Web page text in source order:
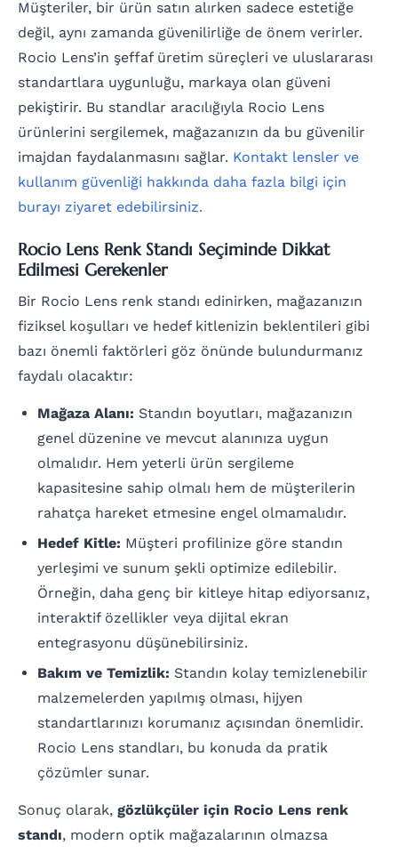
Müşteriler, bir ürün satın alırken sadece estetiğe
değil, aynı zamanda güvenilirliğe de önem verirler.
Rocio Lens’in şeffaf üretim süreçleri ve uluslararası
standartlara uygunluğu, markaya olan güveni
pekiştirir. Bu standlar aracılığıyla Rocio Lens
ürünlerini sergilemek, mağazanızın da bu güvenilir
imajdan faydalanmasını sağlar. Kontakt lensler ve
kullanım güvenliği hakkında daha fazla bilgi için
burayı ziyaret edebilirsiniz.
Rocio Lens Renk Standı Seçiminde Dikkat
Edilmesi Gerekenler
Bir Rocio Lens renk standı edinirken, mağazanızın
fiziksel koşulları ve hedef kitlenizin beklentileri gibi
bazı önemli faktörleri göz önünde bulundurmanız
faydalı olacaktır:
Mağaza Alanı: Standın boyutları, mağazanızın
genel düzenine ve mevcut alanınıza uygun
olmalıdır. Hem yeterli ürün sergileme
kapasitesine sahip olmalı hem de müşterilerin
rahatça hareket etmesine engel olmamalıdır.
Hedef Kitle: Müşteri profilinize göre standın
yerleşimi ve sunum şekli optimize edilebilir.
Örneğin, daha genç bir kitleye hitap ediyorsanız,
interaktif özellikler veya dijital ekran
entegrasyonu düşünebilirsiniz.
Bakım ve Temizlik: Standın kolay temizlenebilir
malzemelerden yapılmış olması, hijyen
standartlarınızı korumanız açısından önemlidir.
Rocio Lens standları, bu konuda da pratik
çözümler sunar.
Sonuç olarak, gözlükçüler için Rocio Lens renk
standı, modern optik mağazalarının olmazsa